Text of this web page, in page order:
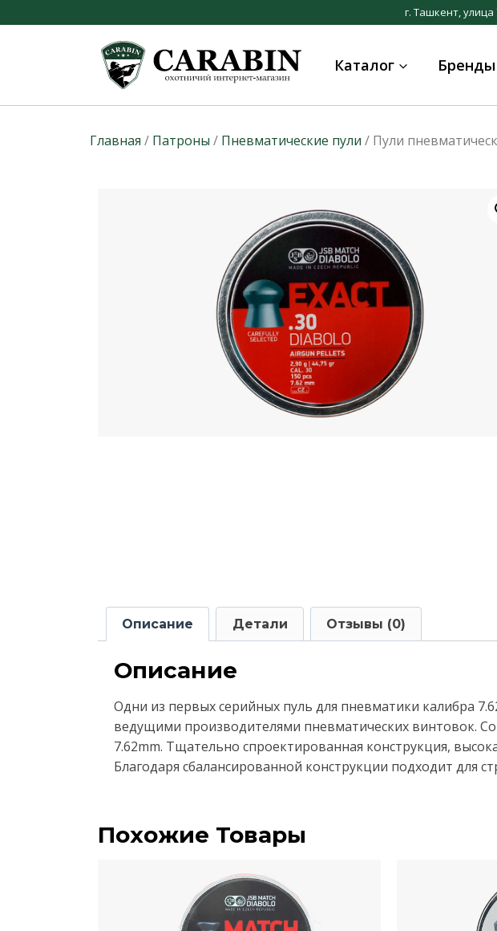
г. Ташкент,
Каталог Бренды
Главная / Патроны / Пневматические пули / Пули
Описание Детали Отзывы (0)
Описание
Одни из первых серийных пуль для пневматики калибра
ведущими производителями пневматических винтовок.
7.62mm. Тщательно спроектированная конструкция,
Благодаря сбалансированной конструкции подходит для
Похожие Товары